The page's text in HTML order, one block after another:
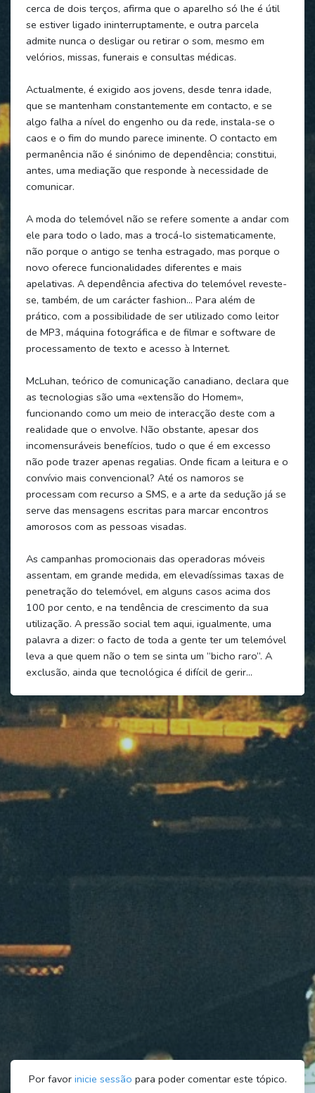
cerca de dois terços, afirma que o aparelho só lhe é útil
se estiver ligado ininterruptamente, e outra parcela
admite nunca o desligar ou retirar o som, mesmo em
velórios, missas, funerais e consultas médicas.
Actualmente, é exigido aos jovens, desde tenra idade,
que se mantenham constantemente em contacto, e se
algo falha a nível do engenho ou da rede, instala-se o
caos e o fim do mundo parece iminente. O contacto em
permanência não é sinónimo de dependência; constitui,
antes, uma mediação que responde à necessidade de
comunicar.
A moda do telemóvel não se refere somente a andar com
ele para todo o lado, mas a trocá-lo sistematicamente,
não porque o antigo se tenha estragado, mas porque o
novo oferece funcionalidades diferentes e mais
apelativas. A dependência afectiva do telemóvel reveste-
se, também, de um carácter fashion… Para além de
prático, com a possibilidade de ser utilizado como leitor
de MP3, máquina fotográfica e de filmar e software de
processamento de texto e acesso à Internet.
McLuhan, teórico de comunicação canadiano, declara que
as tecnologias são uma «extensão do Homem»,
funcionando como um meio de interacção deste com a
realidade que o envolve. Não obstante, apesar dos
incomensuráveis benefícios, tudo o que é em excesso
não pode trazer apenas regalias. Onde ficam a leitura e o
convívio mais convencional? Até os namoros se
processam com recurso a SMS, e a arte da sedução já se
serve das mensagens escritas para marcar encontros
amorosos com as pessoas visadas.
As campanhas promocionais das operadoras móveis
assentam, em grande medida, em elevadíssimas taxas de
penetração do telemóvel, em alguns casos acima dos
100 por cento, e na tendência de crescimento da sua
utilização. A pressão social tem aqui, igualmente, uma
palavra a dizer: o facto de toda a gente ter um telemóvel
leva a que quem não o tem se sinta um “bicho raro”. A
exclusão, ainda que tecnológica é difícil de gerir…
Por favor inicie sessão para poder comentar este tópico.